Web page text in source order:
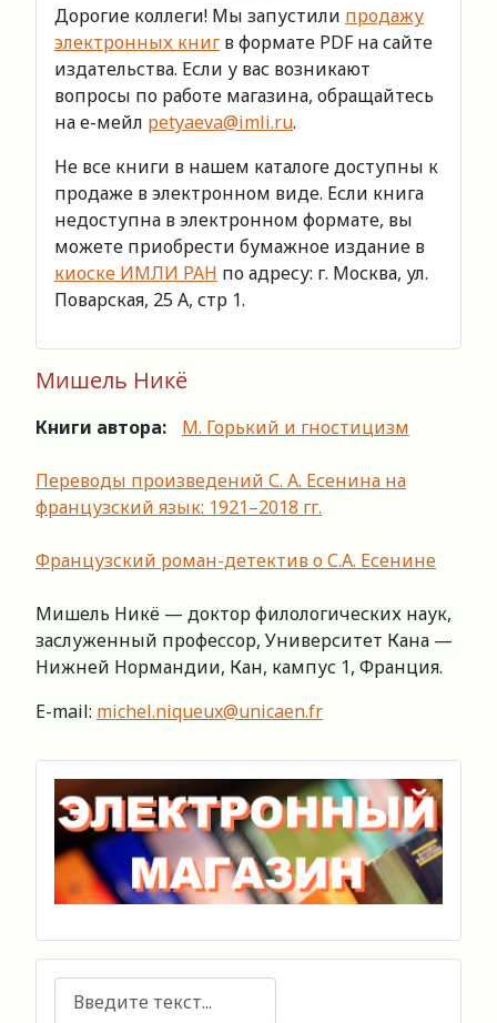
Дорогие коллеги! Мы запустили продажу
электронных книг в формате PDF на сайте
издательства. Если у вас возникают
вопросы по работе магазина, обращайтесь
на е-мейл petyaeva@imli.ru.
Не все книги в нашем каталоге доступны к
продаже в электронном виде. Если книга
недоступна в электронном формате, вы
можете приобрести бумажное издание в
киоске ИМЛИ РАН по адресу: г. Москва, ул.
Поварская, 25 А, стр 1.
Мишель Никё
Книги автора: М. Горький и гностицизм
Переводы произведений С. А. Есенина на
французский язык: 1921–2018 гг.
Французский роман-детектив о С.А. Есенине
Мишель Никё — доктор филологических наук,
заслуженный профессор, Университет Кана —
Нижней Нормандии, Кан, кампус 1, Франция.
E-mail: michel.niqueux@unicaen.fr
Поиск